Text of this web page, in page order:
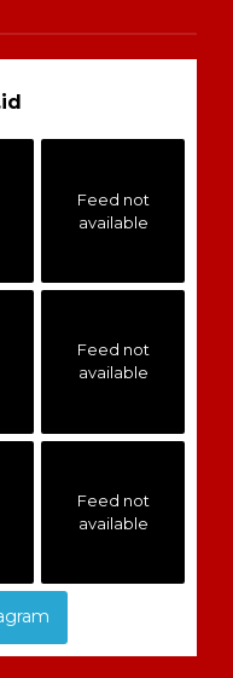
Feed not
available
Feed not
available
Feed not
available